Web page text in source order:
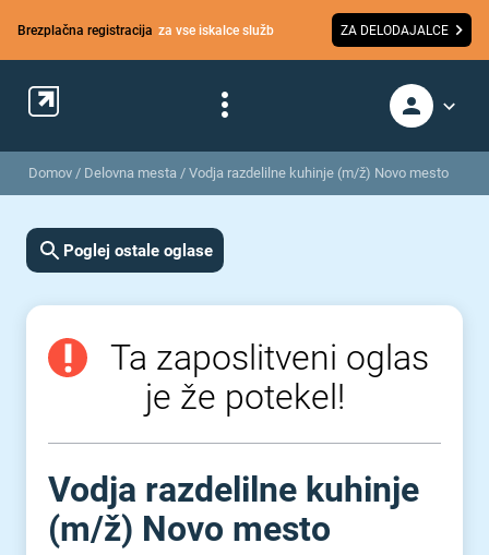
Brezplačna registracija za vse iskalce služb ZA DELODAJALCE
Domov / Delovna mesta / Vodja razdelilne kuhinje (m/ž) Novo mesto
Poglej ostale oglase
Ta zaposlitveni oglas
je že potekel!
Vodja razdelilne kuhinje
(m⁠/⁠ž) Novo mesto